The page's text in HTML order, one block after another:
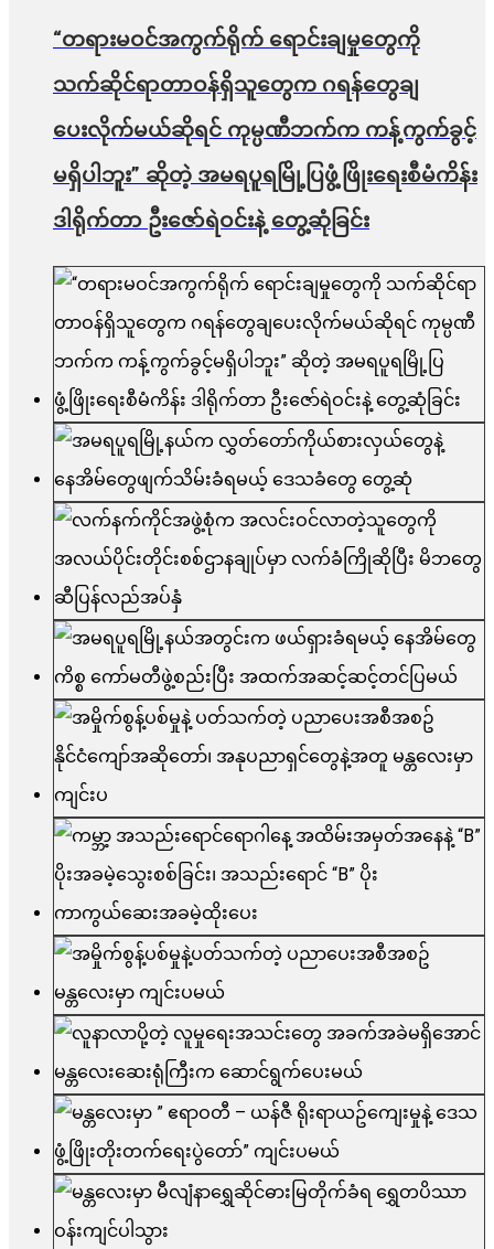
“တရားမဝင်အကွက်ရိုက် ရောင်းချမှုတွေကို
သက်ဆိုင်ရာတာဝန်ရှိသူတွေက ဂရန်တွေချ
ပေးလိုက်မယ်ဆိုရင် ကုမ္ပဏီဘက်က ကန့်ကွက်ခွင့်
မရှိပါဘူး” ဆိုတဲ့ အမရပူရမြို့ပြဖွံ့ဖြိုးရေးစီမံကိန်း
ဒါရိုက်တာ ဦးဇော်ရဲဝင်းနဲ့ တွေ့ဆုံခြင်း